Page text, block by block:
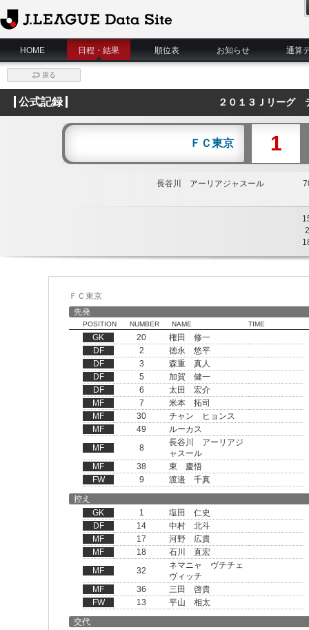
J.League Data Site
HOME
日程・結果 順位表 お知らせ 通算
戻る
公式記録 ２０１３Ｊリーグ
ＦＣ東京 1
長谷川 アーリアジャスール
2
ＦＣ東京
先発
POSITION NUMBER NAME TIME
GK 20
権田 修一
DF
2
徳永 悠平
DF
3
森重 真人
DF
5
加賀 健一
DF
6
太田 宏介
MF
7
米本 拓司
MF
30
チャン ヒョンス
MF
49
ルーカス
MF
8
長谷川 アーリアジ
ャスール
MF
38
東 慶悟
FW
9
渡邉 千真
控え
GK
1
塩田 仁史
DF
14
中村 北斗
MF
17
河野 広貴
MF
18
石川 直宏
MF
32
ネマニャ ヴチチェ
ヴィッチ
MF
36
三田 啓貴
FW
13
平山 相太
交代